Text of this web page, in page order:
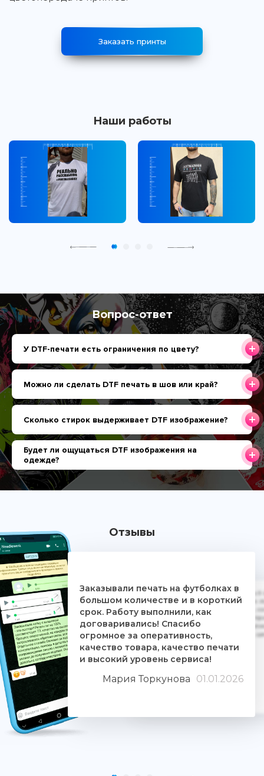
Заказать принты
Наши работы
Вопрос-ответ
У DTF-печати есть ограничения по цвету?
Можно ли сделать DTF печать в шов или край?
Сколько стирок выдерживает DTF изображение?
Будет ли ощущаться DTF изображения на
одежде?
Отзывы
Заказывали печать на футболках в
большом количестве и в короткий
срок. Работу выполнили, как
договаривались! Спасибо
огромное за оперативность,
качество товара, качество печати
и высокий уровень сервиса!
Мария Торкунова 01.01.2026
Дочке на 18-летие решили заказать
ребятам. Времени было всего сутки.
взялись за работу, сделали макеты,
Огромное им спасибо. Дочка была
знают свое дело и отдаются ему
людьми. Качество печати